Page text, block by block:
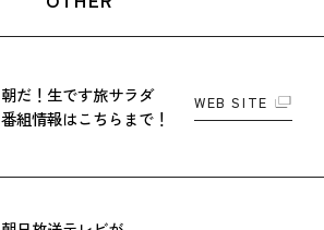
朝だ！生です旅サラダ
番組情報はこちらまで！
WEB SITE